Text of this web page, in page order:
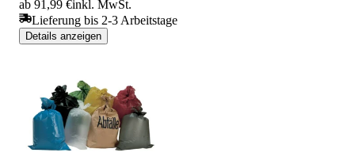
ab 91,99 €inkl. MwSt.
Lieferung bis 2-3 Arbeitstage
Details anzeigen